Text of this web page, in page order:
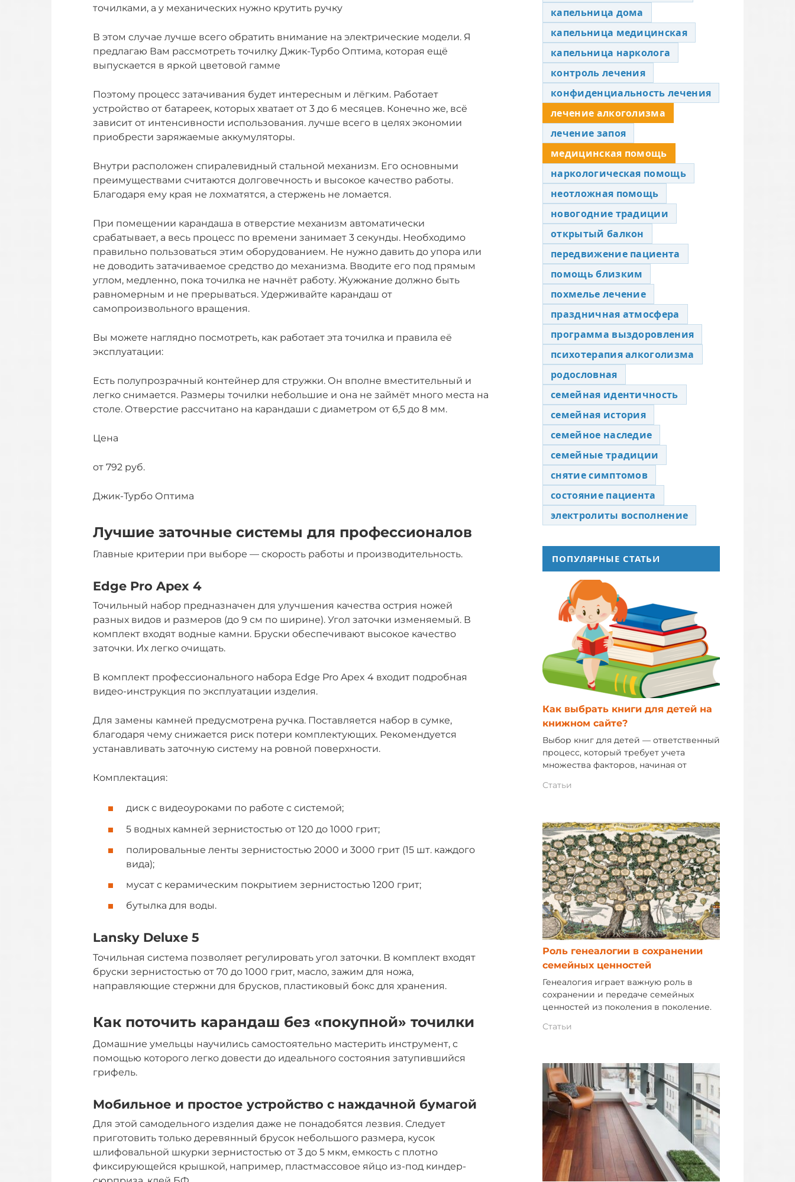
точилками, а у механических нужно крутить ручку
В этом случае лучше всего обратить внимание на электрические модели. Я
предлагаю Вам рассмотреть точилку Джик-Турбо Оптима, которая ещё
выпускается в яркой цветовой гамме
Поэтому процесс затачивания будет интересным и лёгким. Работает
устройство от батареек, которых хватает от 3 до 6 месяцев. Конечно же, всё
зависит от интенсивности использования. лучше всего в целях экономии
приобрести заряжаемые аккумуляторы.
Внутри расположен спиралевидный стальной механизм. Его основными
преимуществами считаются долговечность и высокое качество работы.
Благодаря ему края не лохматятся, а стержень не ломается.
При помещении карандаша в отверстие механизм автоматически
срабатывает, а весь процесс по времени занимает 3 секунды. Необходимо
правильно пользоваться этим оборудованием. Не нужно давить до упора или
не доводить затачиваемое средство до механизма. Вводите его под прямым
углом, медленно, пока точилка не начнёт работу. Жужжание должно быть
равномерным и не прерываться. Удерживайте карандаш от
самопроизвольного вращения.
Вы можете наглядно посмотреть, как работает эта точилка и правила её
эксплуатации:
Есть полупрозрачный контейнер для стружки. Он вполне вместительный и
легко снимается. Размеры точилки небольшие и она не займёт много места на
столе. Отверстие рассчитано на карандаши с диаметром от 6,5 до 8 мм.
Цена
от 792 руб.
Джик-Турбо Оптима
Лучшие заточные системы для профессионалов
Главные критерии при выборе — скорость работы и производительность.
Edge Pro Apex 4
Точильный набор предназначен для улучшения качества острия ножей
разных видов и размеров (до 9 см по ширине). Угол заточки изменяемый. В
комплект входят водные камни. Бруски обеспечивают высокое качество
заточки. Их легко очищать.
В комплект профессионального набора Edge Pro Apex 4 входит подробная
видео-инструкция по эксплуатации изделия.
Для замены камней предусмотрена ручка. Поставляется набор в сумке,
благодаря чему снижается риск потери комплектующих. Рекомендуется
устанавливать заточную систему на ровной поверхности.
Комплектация:
диск с видеоуроками по работе с системой;
5 водных камней зернистостью от 120 до 1000 грит;
полировальные ленты зернистостью 2000 и 3000 грит (15 шт. каждого
вида);
мусат с керамическим покрытием зернистостью 1200 грит;
бутылка для воды.
Lansky Deluxe 5
Точильная система позволяет регулировать угол заточки. В комплект входят
бруски зернистостью от 70 до 1000 грит, масло, зажим для ножа,
направляющие стержни для брусков, пластиковый бокс для хранения.
Как поточить карандаш без «покупной» точилки
Домашние умельцы научились самостоятельно мастерить инструмент, с
помощью которого легко довести до идеального состояния затупившийся
грифель.
Мобильное и простое устройство с наждачной бумагой
Для этой самодельного изделия даже не понадобятся лезвия. Следует
приготовить только деревянный брусок небольшого размера, кусок
шлифовальной шкурки зернистостью от 3 до 5 мкм, емкость с плотно
фиксирующейся крышкой, например, пластмассовое яйцо из-под киндер-
капельница дома
капельница медицинская
капельница нарколога
контроль лечения
конфиденциальность лечения
лечение алкоголизма
лечение запоя
медицинская помощь
наркологическая помощь
неотложная помощь
новогодние традиции
открытый балкон
передвижение пациента
помощь близким
похмелье лечение
праздничная атмосфера
программа выздоровления
психотерапия алкоголизма
родословная
семейная идентичность
семейная история
семейное наследие
семейные традиции
снятие симптомов
состояние пациента
электролиты восполнение
ПОПУЛЯРНЫЕ СТАТЬИ
Как выбрать книги для детей на
книжном сайте?
Выбор книг для детей — ответственный
процесс, который требует учета
множества факторов, начиная от
Статьи
Роль генеалогии в сохранении
семейных ценностей
Генеалогия играет важную роль в
сохранении и передаче семейных
ценностей из поколения в поколение.
Статьи